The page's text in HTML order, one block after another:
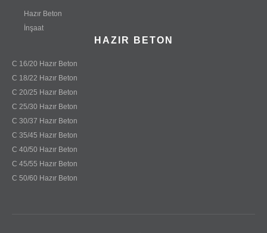
Hazır Beton
İnşaat
HAZIR BETON
C 16/20 Hazır Beton
C 18/22 Hazır Beton
C 20/25 Hazır Beton
C 25/30 Hazır Beton
C 30/37 Hazır Beton
C 35/45 Hazır Beton
C 40/50 Hazır Beton
C 45/55 Hazır Beton
C 50/60 Hazır Beton